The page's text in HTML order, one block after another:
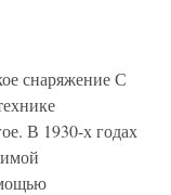
снаряжение С
В 1930-х годах